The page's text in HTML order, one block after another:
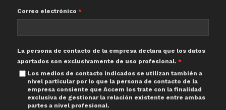
Correo electrónico
La persona de contacto de la empresa declara que los datos
aportados son exclusivamente de uso profesional.
Los medios de contacto indicados se utilizan también a
nivel particular por lo que la persona de contacto de la
empresa consiente que Accem los trate con la finalidad
exclusiva de gestionar la relación existente entre ambas
partes a nivel profesional.